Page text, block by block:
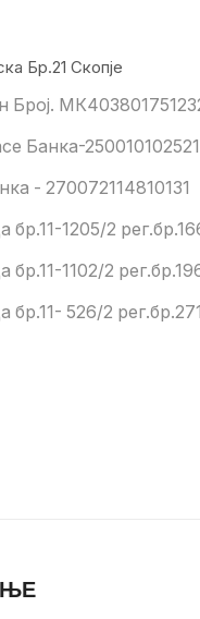
Бр.21 Скопје
Број.
Банка-
- 270072114810131
бр.11-1205/2
бр.11-1102/2
бр.11- 526/2